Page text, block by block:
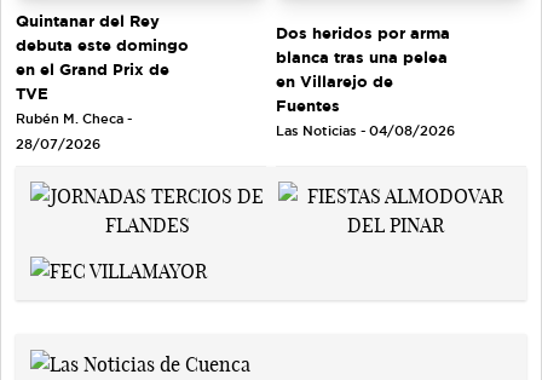
Quintanar del Rey
debuta este domingo
en el Grand Prix de
TVE
Rubén M. Checa -
28/07/2026
Dos heridos por arma
blanca tras una pelea
en Villarejo de
Fuentes
Las Noticias - 04/08/2026